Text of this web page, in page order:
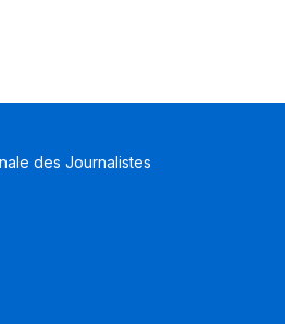
des Journalistes